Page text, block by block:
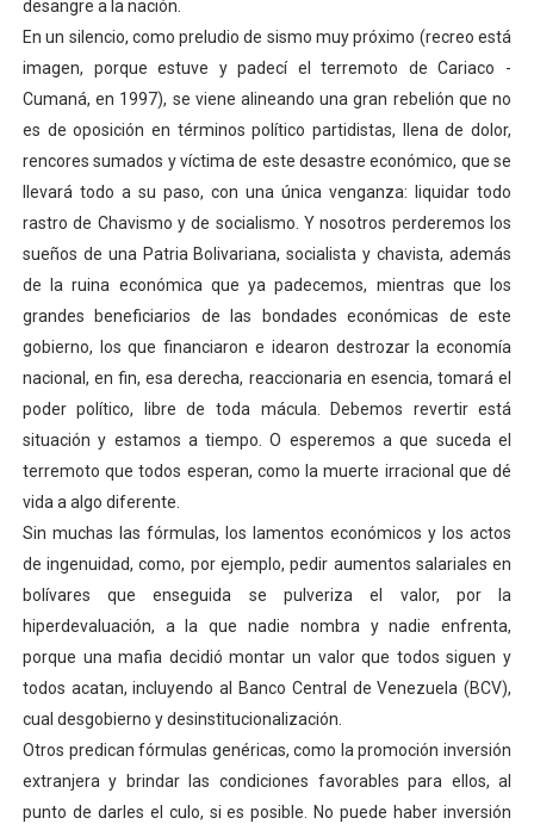
desangre a la nación.
En un silencio, como preludio de sismo muy próximo (recreo está
imagen, porque estuve y padecí el terremoto de Cariaco -
Cumaná, en 1997), se viene alineando una gran rebelión que no
es de oposición en términos político partidistas, llena de dolor,
rencores sumados y víctima de este desastre económico, que se
llevará todo a su paso, con una única venganza: liquidar todo
rastro de Chavismo y de socialismo. Y nosotros perderemos los
sueños de una Patria Bolivariana, socialista y chavista, además
de la ruina económica que ya padecemos, mientras que los
grandes beneficiarios de las bondades económicas de este
gobierno, los que financiaron e idearon destrozar la economía
nacional, en fin, esa derecha, reaccionaria en esencia, tomará el
poder político, libre de toda mácula. Debemos revertir está
situación y estamos a tiempo. O esperemos a que suceda el
terremoto que todos esperan, como la muerte irracional que dé
vida a algo diferente.
Sin muchas las fórmulas, los lamentos económicos y los actos
de ingenuidad, como, por ejemplo, pedir aumentos salariales en
bolívares que enseguida se pulveriza el valor, por la
hiperdevaluación, a la que nadie nombra y nadie enfrenta,
porque una mafia decidió montar un valor que todos siguen y
todos acatan, incluyendo al Banco Central de Venezuela (BCV),
cual desgobierno y desinstitucionalización.
Otros predican fórmulas genéricas, como la promoción inversión
extranjera y brindar las condiciones favorables para ellos, al
punto de darles el culo, si es posible. No puede haber inversión